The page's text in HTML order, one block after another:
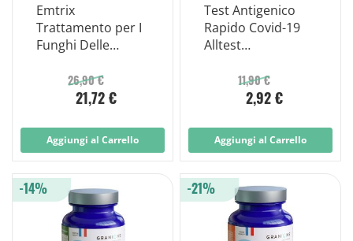
Emtrix
Trattamento per I
Funghi Delle
26,90 €
21,72 €
Aggiungi al Carrello
Test Antigenico
Rapido Covid-19
Alltest
Influenza A+b In
Tamponi Nasali
Immunocromatog
rafia
11,90 €
2,92 €
Aggiungi al Carrello
-14% -21%